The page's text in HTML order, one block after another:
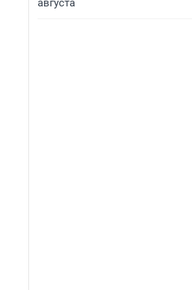
августа